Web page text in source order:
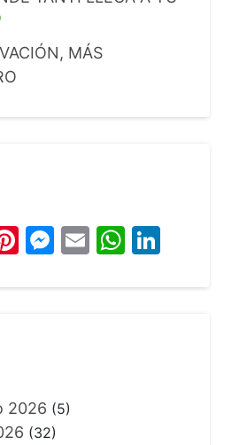
MÁS
Pinterest
Messenger
Email
2026 (5)
(32)